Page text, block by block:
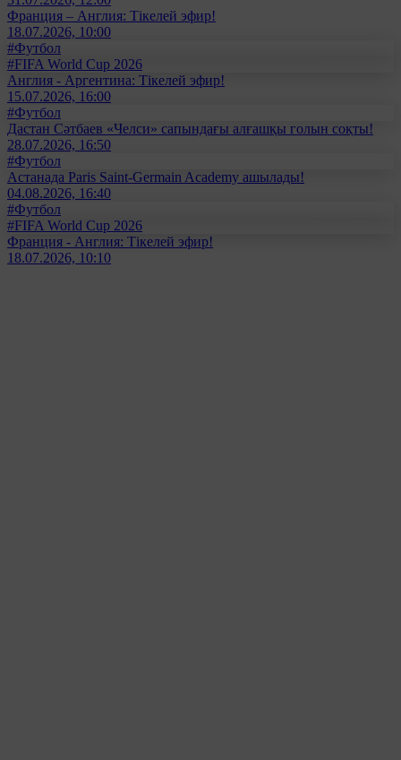
Франция – Англия: Тікелей эфир!
18.07.2026, 10:00
#Футбол
#FIFA World Cup 2026
Англия - Аргентина: Тікелей эфир!
15.07.2026, 16:00
#Футбол
Дастан Сәтбаев «Челси» сапындағы алғашқы голын соқты!
28.07.2026, 16:50
#Футбол
Астанада Paris Saint-Germain Academy ашылады!
04.08.2026, 16:40
#Футбол
#FIFA World Cup 2026
Франция - Англия: Тікелей эфир!
18.07.2026, 10:10